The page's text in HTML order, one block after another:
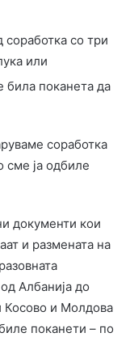
со три
или
била поканета да
соработка
сме ја одбиле
документи кои
и размената на
Албанија до
Косово и Молдова
поканети – по